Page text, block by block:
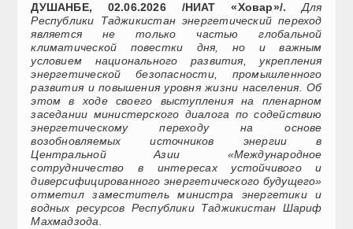
ДУШАНБЕ, 02.06.2026 /НИАТ «Ховар»/.
Для
Республики Таджикистан энергетический переход
является не только частью глобальной
климатической повестки дня, но и важным
условием национального развития, укрепления
энергетической безопасности, промышленного
развития и повышения уровня жизни населения. Об
этом в ходе своего выступления на пленарном
заседании министерского диалога по содействию
энергетическому переходу на основе
возобновляемых источников энергии в
Центральной Азии «Международное
сотрудничество в интересах устойчивого и
диверсифицированного энергетического будущего»
отметил заместитель министра энергетики и
водных ресурсов Республики Таджикистан Шариф
Махмадзода.